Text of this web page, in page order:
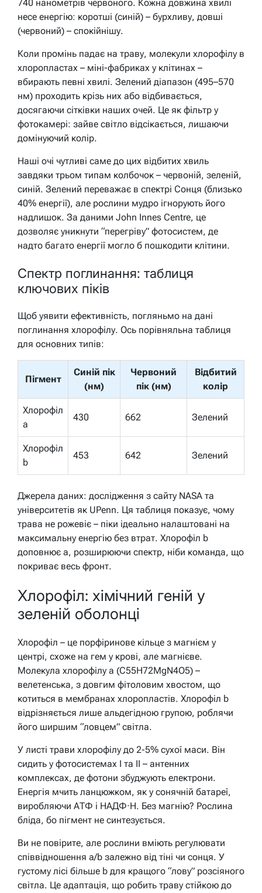
740 нанометрів червоного. Кожна довжина хвилі
несе енергію: коротші (синій) – бурхливу, довші
(червоний) – спокійнішу.
Коли промінь падає на траву, молекули хлорофілу в
хлоропластах – міні-фабриках у клітинах –
вбирають певні хвилі. Зелений діапазон (495–570
нм) проходить крізь них або відбивається,
досягаючи сітківки наших очей. Це як фільтр у
фотокамері: зайве світло відсікається, лишаючи
домінуючий колір.
Наші очі чутливі саме до цих відбитих хвиль
завдяки трьом типам колбочок – червоній, зеленій,
синій. Зелений переважає в спектрі Сонця (близько
40% енергії), але рослини мудро ігнорують його
надлишок. За даними John Innes Centre, це
дозволяє уникнути “перегріву” фотосистем, де
надто багато енергії могло б пошкодити клітини.
Спектр поглинання: таблиця
ключових піків
Щоб уявити ефективність, погляньмо на дані
поглинання хлорофілу. Ось порівняльна таблиця
для основних типів:
Пігмент
Синій пік
(нм)
Червоний
пік (нм)
Відбитий
колір
Хлорофіл
a
430 662 Зелений
Хлорофіл
b
453 642 Зелений
Джерела даних: дослідження з сайту NASA та
університетів як UPenn. Ця таблиця показує, чому
трава не рожевіє – піки ідеально налаштовані на
максимальну енергію без втрат. Хлорофіл b
доповнює a, розширюючи спектр, ніби команда, що
покриває весь фронт.
Хлорофіл: хімічний геній у
зеленій оболонці
Хлорофіл – це порфіринове кільце з магнієм у
центрі, схоже на гем у крові, але магнієве.
Молекула хлорофілу a (C55H72MgN4O5) –
велетенська, з довгим фітоловим хвостом, що
котиться в мембранах хлоропластів. Хлорофіл b
відрізняється лише альдегідною групою, роблячи
його ширшим “ловцем” світла.
У листі трави хлорофілу до 2-5% сухої маси. Він
сидить у фотосистемах I та II – антенних
комплексах, де фотони збуджують електрони.
Енергія мчить ланцюжком, як у сонячній батареї,
виробляючи АТФ і НАДФ·Н. Без магнію? Рослина
бліда, бо пігмент не синтезується.
Ви не повірите, але рослини вміють регулювати
співвідношення a/b залежно від тіні чи сонця. У
густому лісі більше b для кращого “лову” розсіяного
світла. Це адаптація, що робить траву стійкою до